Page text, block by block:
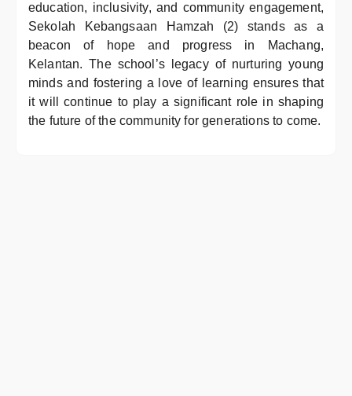
education, inclusivity, and community engagement,
Sekolah Kebangsaan Hamzah (2) stands as a
beacon of hope and progress in Machang,
Kelantan. The school’s legacy of nurturing young
minds and fostering a love of learning ensures that
it will continue to play a significant role in shaping
the future of the community for generations to come.